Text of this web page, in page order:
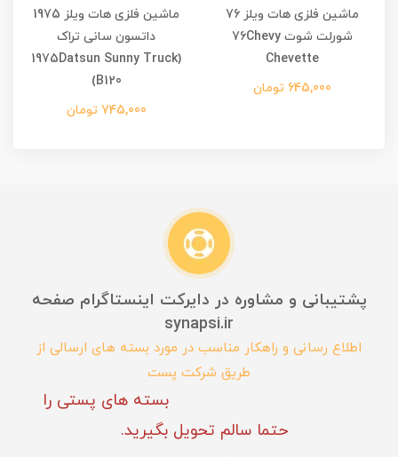
ماشین فلزی هات ویلز 76
شورلت شوت 76Chevy
Chevette
645,000 تومان
ماشین فلزی هات ویلز 1975
داتسون سانی تراک
(1975Datsun Sunny Truck
(B120
745,000 تومان
پشتیبانی و مشاوره در دایرکت اینستاگرام صفحه
synapsi.ir
اطلاع رسانی و راهکار مناسب در مورد بسته های ارسالی از
طریق شرکت پست
بسته های پستی را
حتما سالم تحویل بگیرید.